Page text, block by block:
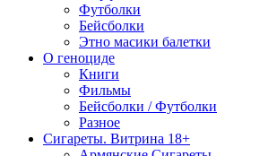
Футболки
Бейсболки
Этно масики балетки
О геноциде
Книги
Фильмы
Бейсболки / Футболки
Разное
Сигареты. Витрина 18+